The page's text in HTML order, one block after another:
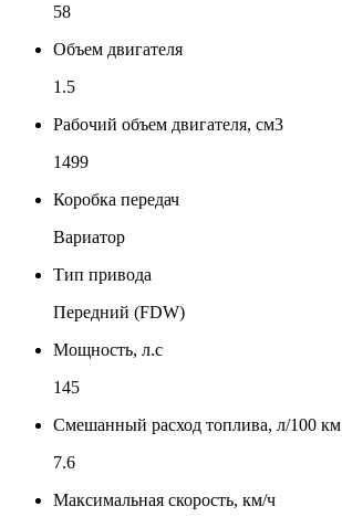
58
Объем двигателя
1.5
Рабочий объем двигателя, см3
1499
Коробка передач
Вариатор
Тип привода
Передний (FDW)
Мощность, л.с
145
Смешанный расход топлива, л/100 км
7.6
Максимальная скорость, км/ч